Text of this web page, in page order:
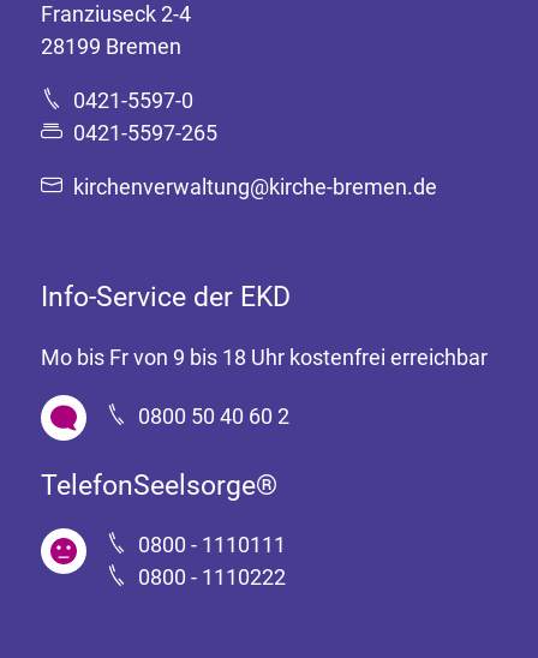
Franziuseck 2-4
28199 Bremen
0421-5597-0
0421-5597-265
kirchenverwaltung@kirche-bremen.de
Info-Service der EKD
Mo bis Fr von 9 bis 18 Uhr kostenfrei erreichbar
0800 50 40 60 2
TelefonSeelsorge®
0800 - 1110111
0800 - 1110222